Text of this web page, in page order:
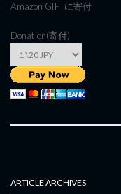
Amazon GIFTに寄付
Donation(寄付)
ARTICLE ARCHIVES